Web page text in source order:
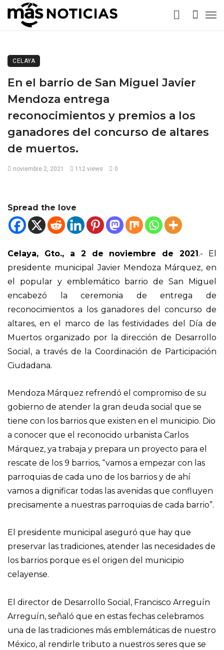
CELAYA
En el barrio de San Miguel Javier
Mendoza entrega
reconocimientos y premios a los
ganadores del concurso de altares
de muertos.
noviembre 2, 2021 112 views 0
Spread the love
Celaya, Gto., a 2 de noviembre de 2021.- El
presidente municipal Javier Mendoza Márquez, en
el popular y emblemático barrio de San Miguel
encabezó la ceremonia de entrega de
reconocimientos a los ganadores del concurso de
altares, en el marco de las festividades del Día de
Muertos organizado por la dirección de Desarrollo
Social, a través de la Coordinación de Participación
Ciudadana.
Mendoza Márquez refrendó el compromiso de su
gobierno de atender la gran deuda social que se
tiene con los barrios que existen en el municipio. Dio
a conocer que el reconocido urbanista Carlos
Márquez, ya trabaja y prepara un proyecto para el
rescate de los 9 barrios, “vamos a empezar con las
parroquias de cada uno de los barrios y de ahí
vamos a dignificar todas las avenidas que confluyen
precisamente a nuestras parroquias de cada barrio”.
El presidente municipal aseguró que hay que
preservar las tradiciones, atender las necesidades de
los barrios porque es el origen del municipio
celayense.
El director de Desarrollo Social, Francisco Arreguín
Arreguín, señaló que en estas fechas celebramos
una de las tradiciones más emblemáticas de nuestro
México, al rendirle tributo a nuestros seres que se